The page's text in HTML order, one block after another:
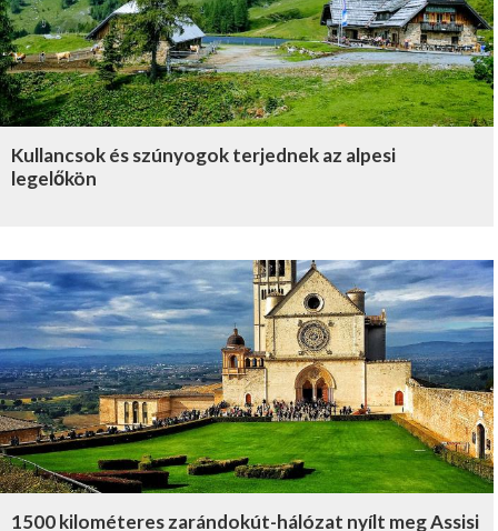
Kullancsok és szúnyogok terjednek az alpesi
legelőkön
1500 kilométeres zarándokút-hálózat nyílt meg Assisi